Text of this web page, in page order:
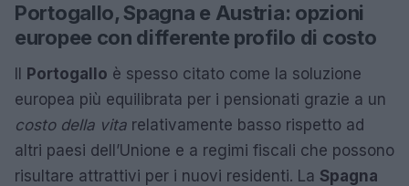
Portogallo, Spagna e Austria: opzioni
europee con differente profilo di costo
Portogallo è spesso citato come la soluzione
europea più equilibrata per i pensionati grazie a un
costo della vita relativamente basso rispetto ad
altri paesi dell’Unione e a regimi fiscali che possono
risultare attrattivi per i nuovi residenti. La Spagna